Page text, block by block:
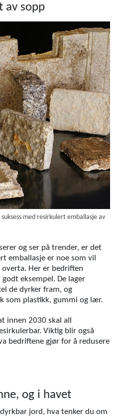
av sopp
med resirkulert emballasje av
og ser på trender, er det
emballasje er noe som vil
Her er bedriften
godt eksempel. De lager
de dyrker fram, og
som plastikk, gummi og lær.
innen 2030 skal all
Viktig blir også
bedriftene gjør for å redusere
og i havet
jord, hva tenker du om